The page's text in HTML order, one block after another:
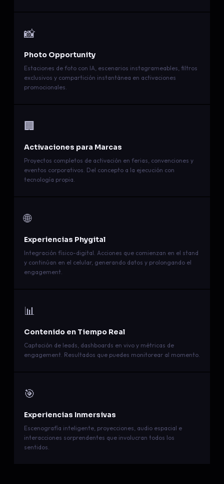
📸
Photo Opportunity
Estaciones de foto con IA, escenarios instagrameables, filtros
exclusivos y compartición instantánea en activaciones
promocionales.
🏢
Activaciones para Marcas
Proyectos completos de activación en ferias, convenciones y
eventos corporativos. Del concepto a la ejecución con
tecnología propia.
🌐
Experiencias Phygital
Integración físico-digital. Acciones que comienzan en el stand
y continúan en el celular, generando datos y prolongando el
engagement.
📊
Contenido en Tiempo Real
Captación de leads, dashboards en vivo y métricas de
engagement. Resultados que puedes monitorear al momento.
🎯
Experiencias Inmersivas
Escenografía inteligente, proyecciones, audio espacial e
interacciones sorprendentes que involucran todos los
sentidos.